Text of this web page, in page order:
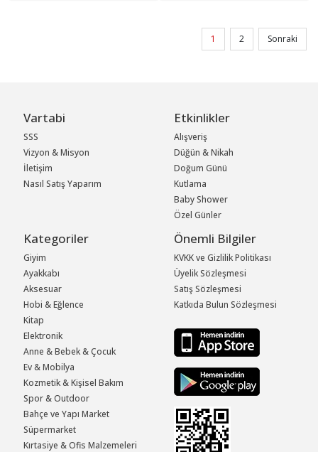
1 2 Sonraki
Vartabi
SSS
Vizyon & Misyon
İletişim
Nasıl Satış Yaparım
Etkinlikler
Alışveriş
Düğün & Nikah
Doğum Günü
Kutlama
Baby Shower
Özel Günler
Kategoriler
Giyim
Ayakkabı
Aksesuar
Hobi & Eğlence
Kitap
Elektronik
Anne & Bebek & Çocuk
Ev & Mobilya
Kozmetik & Kişisel Bakım
Spor & Outdoor
Bahçe ve Yapı Market
Süpermarket
Kırtasiye & Ofis Malzemeleri
Önemli Bilgiler
KVKK ve Gizlilik Politikası
Üyelik Sözleşmesi
Satış Sözleşmesi
Katkıda Bulun Sözleşmesi